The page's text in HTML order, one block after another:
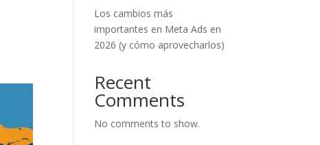
Los cambios más
importantes en Meta Ads en
2026 (y cómo aprovecharlos)
Recent
Comments
No comments to show.